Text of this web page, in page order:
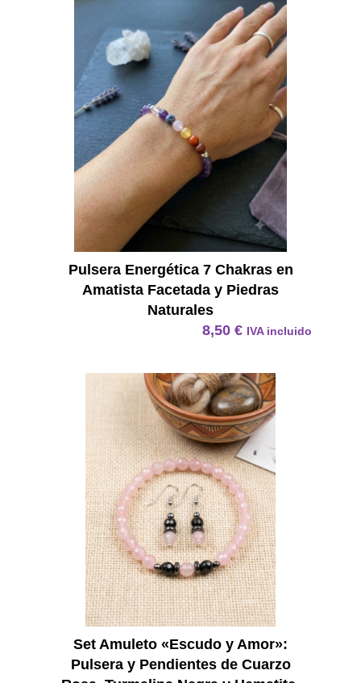
Pulsera Energética 7 Chakras en
Amatista Facetada y Piedras
Naturales
8,50 € IVA incluido
Set Amuleto «Escudo y Amor»:
Pulsera y Pendientes de Cuarzo